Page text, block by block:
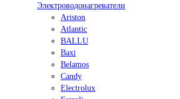
Электроводонагреватели
Ariston
Atlantic
BALLU
Baxi
Belamos
Candy
Electrolux